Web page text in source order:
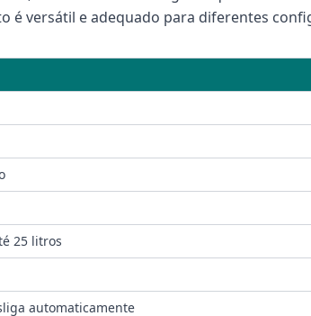
é versátil e adequado para diferentes
25 litros
automaticamente